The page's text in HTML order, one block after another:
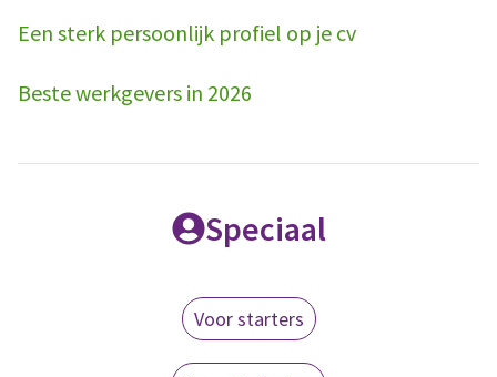
Een sterk persoonlijk profiel op je cv
Beste werkgevers in 2026
Speciaal
Voor starters